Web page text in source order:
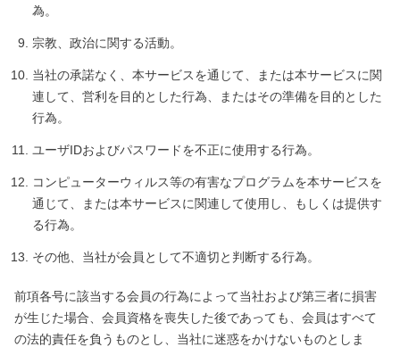
為。
宗教、政治に関する活動。
当社の承諾なく、本サービスを通じて、または本サービスに関
連して、営利を目的とした行為、またはその準備を目的とした
行為。
ユーザIDおよびパスワードを不正に使用する行為。
コンピューターウィルス等の有害なプログラムを本サービスを
通じて、または本サービスに関連して使用し、もしくは提供す
る行為。
その他、当社が会員として不適切と判断する行為。
前項各号に該当する会員の行為によって当社および第三者に損害
が生じた場合、会員資格を喪失した後であっても、会員はすべて
の法的責任を負うものとし、当社に迷惑をかけないものとしま